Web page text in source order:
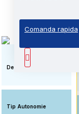
Comanda rapida
Descriere
Tip Autonomie